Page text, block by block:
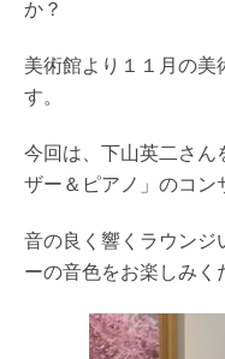
か？
美術館より１１月の美
す。
今回は、下山英二さん
ザー＆ピアノ」のコン
音の良く響くラウンジ
ーの音色をお楽しみく